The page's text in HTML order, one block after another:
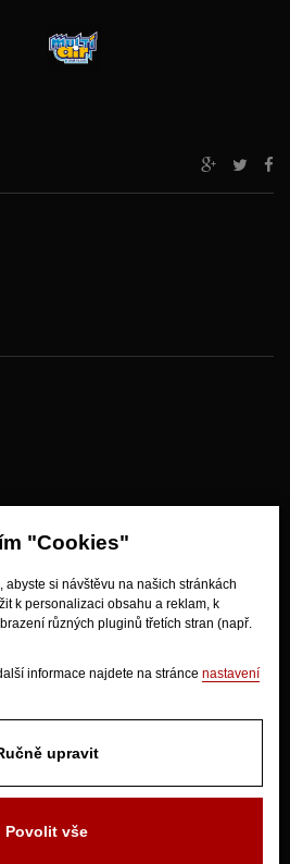
"Cookies"
abyste si návštěvu na našich stránkách
k personalizaci obsahu a reklam, k
různých pluginů třetích stran (např.
informace najdete na stránce nastavení
upravit
Povolit vše